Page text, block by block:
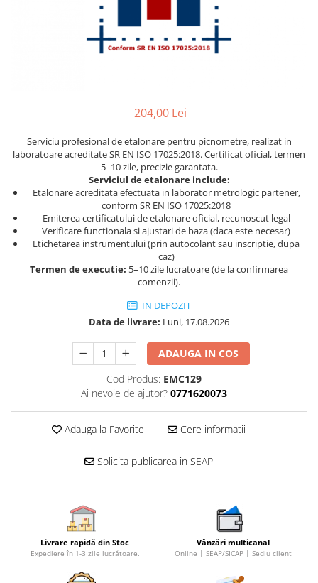
Micrometre speciale
Ceasuri comparatoare cu levier
Accesorii pentru ceasuri
204,00 Lei
Serviciu profesional de etalonare pentru picnometre, realizat in
laboratoare acreditate SR EN ISO 17025:2018. Certificat oficial, termen
5–10 zile, precizie garantata.
Serviciul de etalonare include:
Etalonare acreditata efectuata in laborator metrologic partener,
conform SR EN ISO 17025:2018
Emiterea certificatului de etalonare oficial, recunoscut legal
Verificare functionala si ajustari de baza (daca este necesar)
Etichetarea instrumentului (prin autocolant sau inscriptie, dupa
caz)
Termen de executie: 5–10 zile lucratoare (de la confirmarea
comenzii).
IN DEPOZIT
Data de livrare: Luni, 17.08.2026
ADAUGA IN COS
Cod Produs: EMC129
Ai nevoie de ajutor? 0771620073
Adauga la Favorite Cere informatii
Solicita publicarea in SEAP
Livrare rapidă din Stoc
Expediere în 1-3 zile lucrătoare.
Vânzări multicanal
Online | SEAP/SICAP | Sediu client